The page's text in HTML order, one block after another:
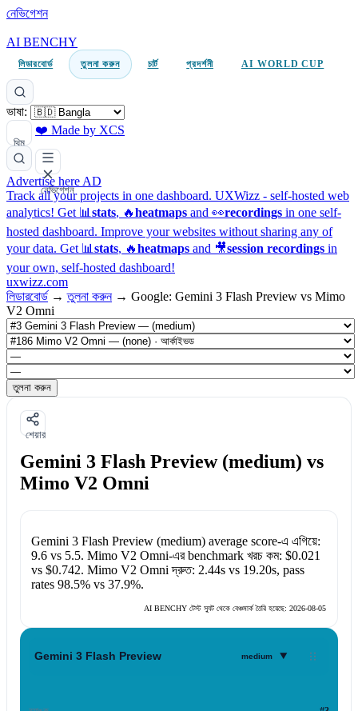
নেভিগেশন
AI BENCHY
লিডারবোর্ড তুলনা করুন চার্ট প্রদর্শনী AI WORLD CUP
ভাষা:
থিম
❤️ Made by XCS
নেভিগেশন
Advertise here AD
Track all your projects in one dashboard. UXWizz - self-hosted web
analytics! Get 📊 stats, 🔥heatmaps and 👀recordings in one self-
hosted dashboard. Improve your websites without sharing any of
your data. Get 📊 stats, 🔥heatmaps and 🎥session recordings in
your own, self-hosted dashboard!
uxwizz.com
লিডারবোর্ড → তুলনা করুন → Google: Gemini 3 Flash Preview vs Mimo
V2 Omni
তুলনা করুন
শেয়ার
Gemini 3 Flash Preview (medium) vs
Mimo V2 Omni
Gemini 3 Flash Preview (medium)average score-এ এগিয়ে:
9.6vs 5.5. Mimo V2 Omni-এর benchmark খরচ কম: $0.021
vs $0.742. Mimo V2 Omni দ্রুত: 2.44svs 19.20s, pass
rates 98.5%vs 37.9%.
AI BENCHY টেস্ট স্যুট থেকে বেঞ্চমার্ক তৈরি হয়েছে: 2026-08-05
Gemini 3 Flash Preview medium ▾